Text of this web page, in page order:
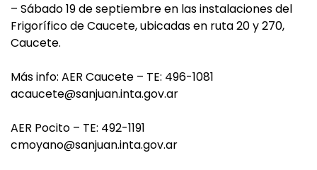
– Sábado 19 de septiembre en las instalaciones del
Frigorífico de Caucete, ubicadas en ruta 20 y 270,
Caucete.
Más info: AER Caucete – TE: 496-1081
acaucete@sanjuan.inta.gov.ar
AER Pocito – TE: 492-1191
cmoyano@sanjuan.inta.gov.ar